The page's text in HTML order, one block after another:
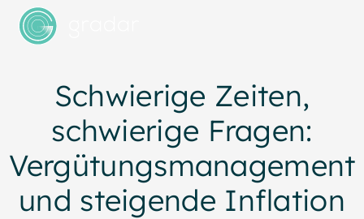
Schwierige Zeiten,
schwierige Fragen:
Vergütungsmanagement
und steigende Inflation